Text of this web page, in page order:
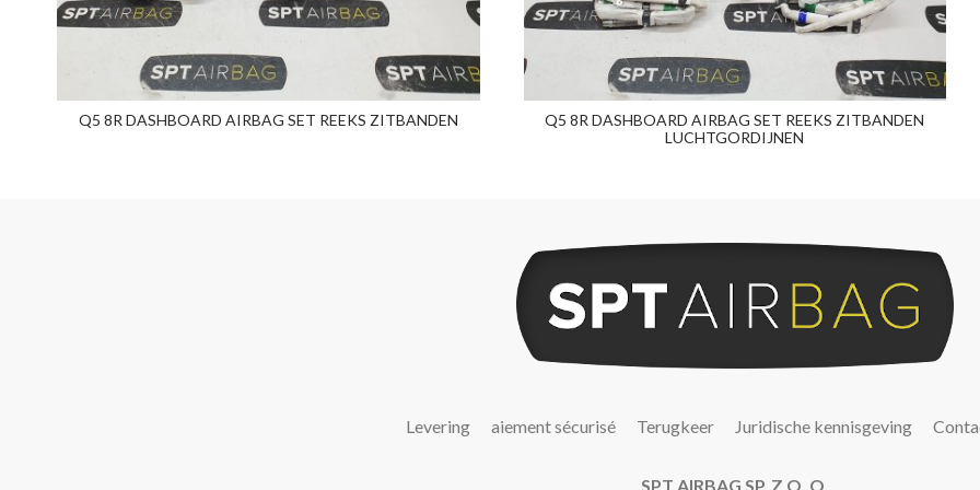
Q5 8R DASHBOARD AIRBAG SET REEKS ZITBANDEN
Q5 8R DASHBOARD AIRBAG SET REEKS ZITBANDEN
LUCHTGORDIJNEN
Levering aiement sécurisé Terugkeer Juridische kennisgeving
SPT AIRBAG SP. Z O. O.